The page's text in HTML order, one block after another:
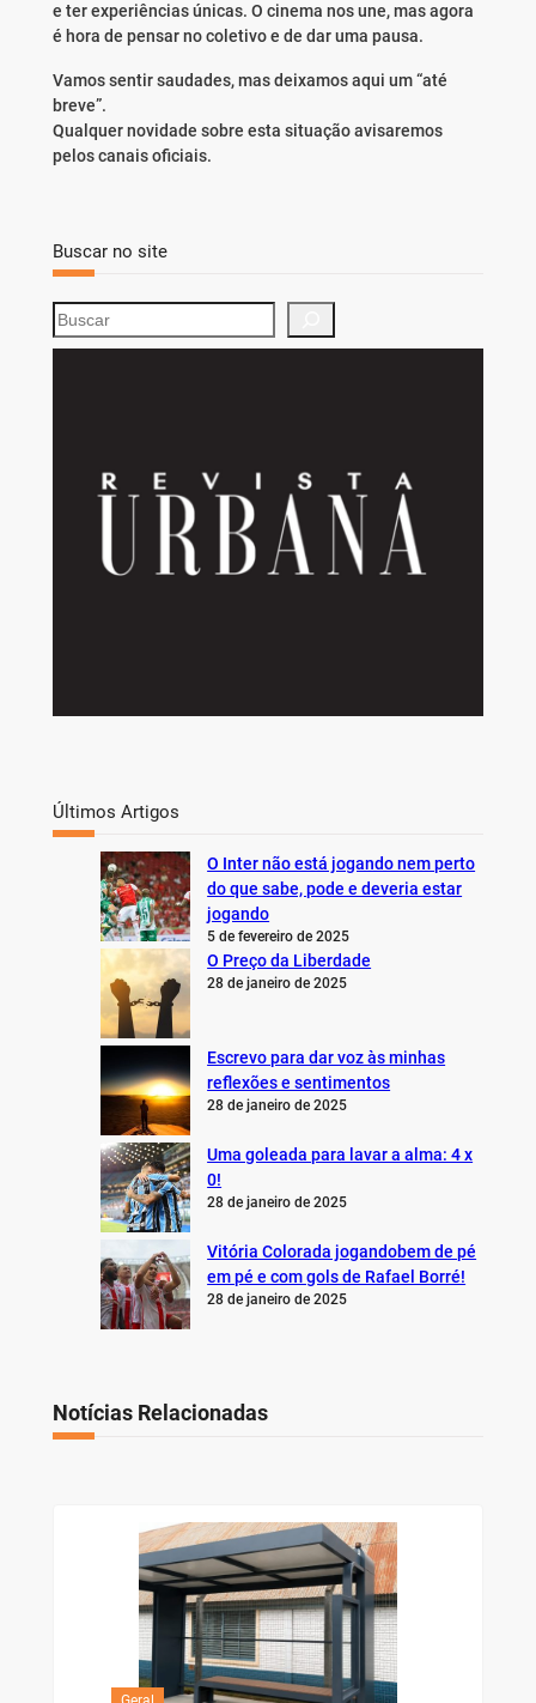
e ter experiências únicas. O cinema nos une, mas agora
é hora de pensar no coletivo e de dar uma pausa.
Vamos sentir saudades, mas deixamos aqui um “até
breve”.
Qualquer novidade sobre esta situação avisaremos
pelos canais oficiais.
Buscar no site
S
e
Últimos Artigos
O Inter não está jogando nem perto
do que sabe, pode e deveria estar
jogando
5 de fevereiro de 2025
O Preço da Liberdade
28 de janeiro de 2025
Escrevo para dar voz às minhas
reflexões e sentimentos
28 de janeiro de 2025
Uma goleada para lavar a alma: 4 x
0!
28 de janeiro de 2025
Vitória Colorada jogandobem de pé
em pé e com gols de Rafael Borré!
28 de janeiro de 2025
Notícias Relacionadas